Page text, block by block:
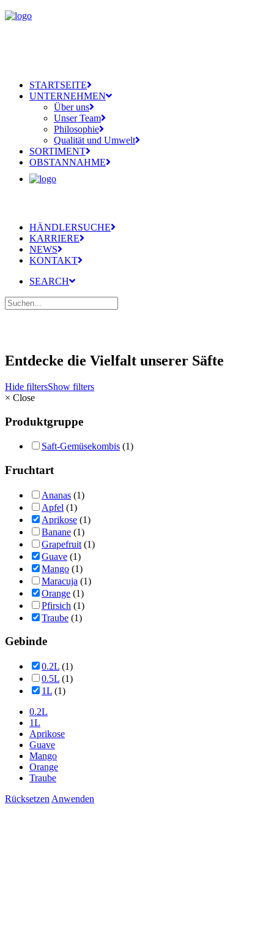
STARTSEITE
UNTERNEHMEN
Über uns
Unser Team
Philosophie
Qualität und Umwelt
SORTIMENT
OBSTANNAHME
HÄNDLERSUCHE
KARRIERE
NEWS
KONTAKT
SEARCH
Entdecke die Vielfalt unserer Säfte
Hide filtersShow filters
× Close
Produktgruppe
Saft-Gemüsekombis (1)
Fruchtart
Ananas (1)
Apfel (1)
Aprikose (1)
Banane (1)
Grapefruit (1)
Guave (1)
Mango (1)
Maracuja (1)
Orange (1)
Pfirsich (1)
Traube (1)
Gebinde
0.2L (1)
0.5L (1)
1L (1)
0.2L
1L
Aprikose
Guave
Mango
Orange
Traube
Rücksetzen Anwenden